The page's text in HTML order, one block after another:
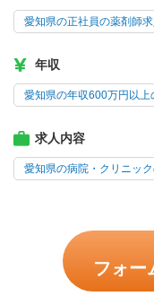
愛知県の正社員の薬剤師求
年収
愛知県の年収600万円以上
求人内容
愛知県の病院・クリニッ
フォー